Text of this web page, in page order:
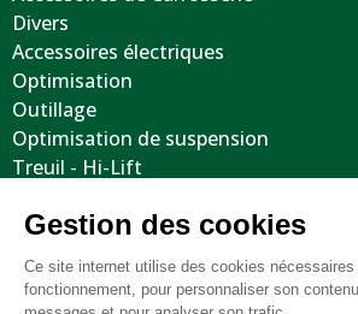
Divers
Accessoires électriques
Optimisation
Outillage
Optimisation de suspension
Treuil - Hi-Lift
Volants
Jantes / Pneumatiques / Accessoires
Informations utiles